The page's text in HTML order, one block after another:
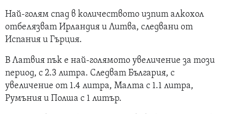
Най-голям спад в количеството изпит алкохол
отбелязват Ирландия и Литва, следвани от
Испания и Гърция.
В Латвия пък е най-голямото увеличение за този
период, с 2.3 литра. Следват България, с
увеличение от 1.4 литра, Малта с 1.1 литра,
Румъния и Полша с 1 литър.